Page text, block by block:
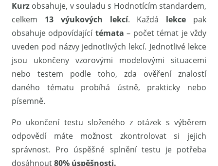
Kurz obsahuje, v souladu s Hodnotícím standardem,
celkem 13 výukových lekcí. Každá lekce pak
obsahuje odpovídající témata– počet témat je vždy
uveden pod názvy jednotlivých lekcí. Jednotlivé lekce
jsou ukončeny vzorovými modelovými situacemi
nebo testem podle toho, zda ověření znalostí
daného tématu probíhá ústně, prakticky nebo
písemně.
Po ukončení testu složeného z otázek s výběrem
odpovědí máte možnost zkontrolovat si jejich
správnost. Pro úspěšné splnění testu je potřeba
dosáhnout80% úspěšnosti.